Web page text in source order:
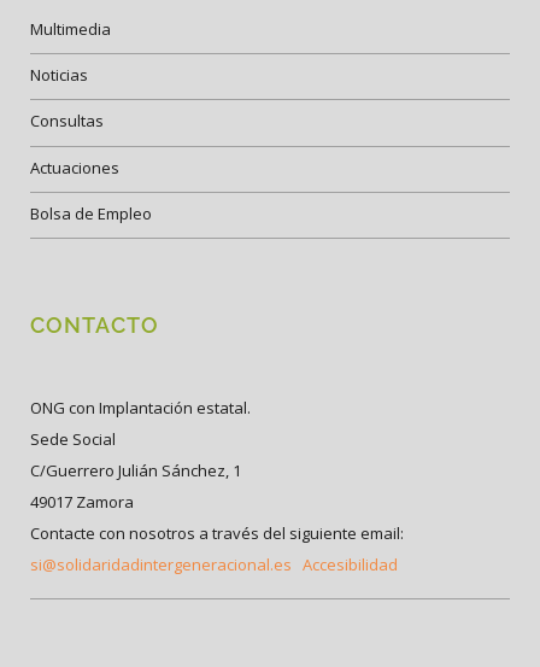
Multimedia
Noticias
Consultas
Actuaciones
Bolsa de Empleo
CONTACTO
ONG con Implantación estatal.
Sede Social
C/Guerrero Julián Sánchez, 1
49017 Zamora
Contacte con nosotros a través del siguiente email:
si@solidaridadintergeneracional.es Accesibilidad